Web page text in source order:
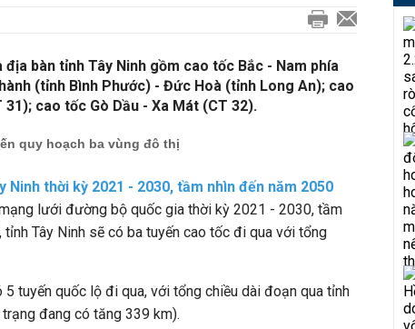
bàn tỉnh Tây Ninh gồm cao tốc Bắc - Nam phía
(tỉnh Bình Phước) - Đức Hoà (tỉnh Long An); cao
cao tốc Gò Dầu - Xa Mát (CT 32).
quy hoạch ba vùng đô thị
Ninh thời kỳ 2021 - 2030, tầm nhìn đến năm 2050
lưới đường bộ quốc gia thời kỳ 2021 - 2030, tầm
Tây Ninh sẽ có ba tuyến cao tốc đi qua với tổng
tuyến quốc lộ đi qua, với tổng chiều dài đoạn qua tỉnh
đang có tăng 339 km).